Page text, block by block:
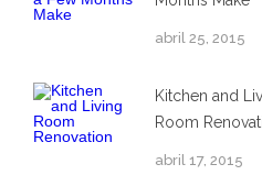
abril 25, 2015
Kitchen and
Room
abril 17, 2015